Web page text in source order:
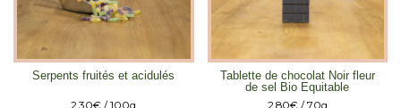
Serpents fruités et acidulés
Tablette de chocolat Noir fleur
de sel Bio Equitable